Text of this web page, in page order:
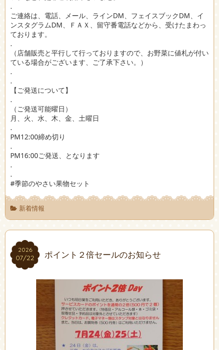
.
ご連絡は、電話、メール、ラインDM、フェイスブックDM、イ
ンスタグラムDM、ＦＡＸ、留守番電話などから、受けたまわっ
ております。
.
（店舗販売と平行して行っておりますので、お野菜に値札が付い
ている場合がございます、ご了承下さい。）
.
.
【ご発送について】
.
（ご発送可能曜日）
月、火、水、木、金、土曜日
.
PM12:00締め切り
.
PM16:00ご発送、となります
.
.
#季節のやさい果物セット
新着情報
2026
07/22
2026
07/22 ポイント２倍セールのお知らせ